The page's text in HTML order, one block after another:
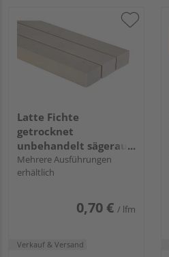
Latte Fichte
getrocknet
unbehandelt sägerau
GK I/III
Mehrere Ausführungen
erhältlich
0,70 € / lfm
Verkauf & Versand